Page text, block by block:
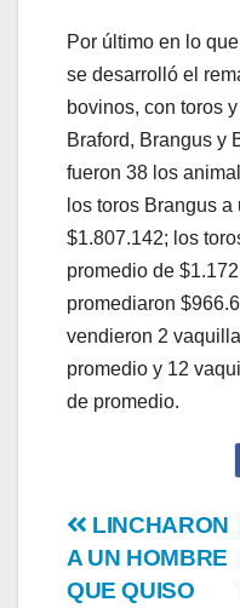
Por último en lo
se desarrolló el
bovinos, con toros
Braford, Brangus y
fueron 38 los
los toros Brangus
$1.807.142; los
promedio de
promediaron
vendieron 2
promedio y 12
de promedio.
Post
LINCHARON
A UN HOMBRE
QUE QUISO